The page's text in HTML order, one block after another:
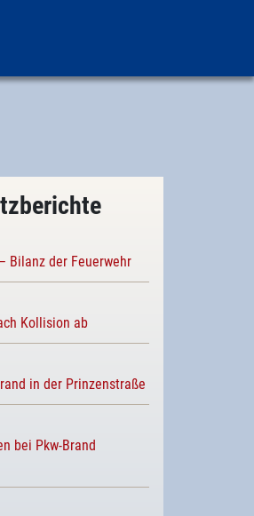
Bilanz der Feuerwehr
Kollision ab
in der Prinzenstraße
bei Pkw-Brand